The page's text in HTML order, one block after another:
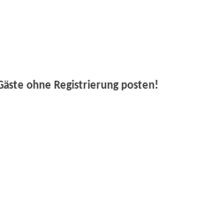
ohne Registrierung posten!